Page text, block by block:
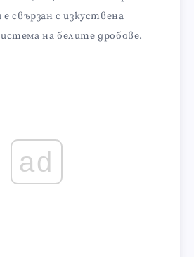
свързан с изкуствена
на белите дробове.
ad